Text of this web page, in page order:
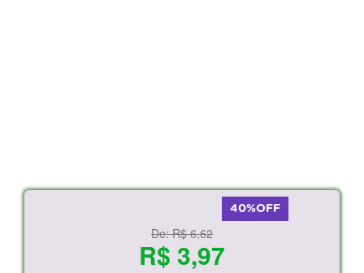
40%OFF
De:R$ 6,62
R$ 3,97